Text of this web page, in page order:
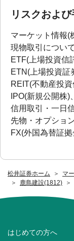
松井証券ホーム
マ
鹿島建設(1812)
リスクおよ
マーケット情報(
現物取引について
ETF(上場投資信
ETN(上場投資証
REIT(不動産投
IPO(新規公開株
信用取引・一日
先物・オプショ
FX(外国為替証
はじめての方へ